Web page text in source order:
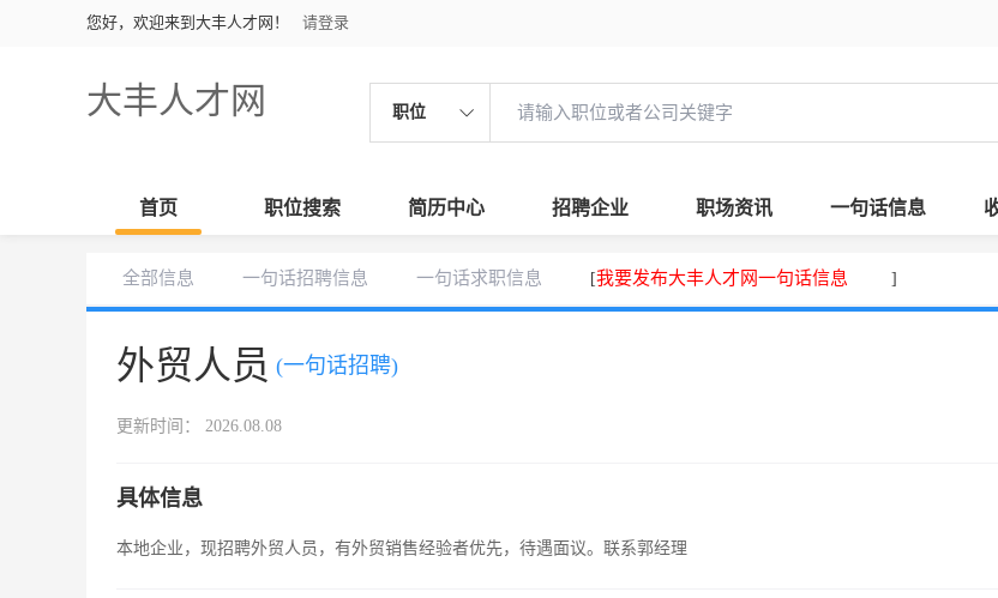
您好，欢迎来到大丰人才网！ 请登录
大丰人才网 职位
首页 职位搜索 简历中心 招聘企业 职场资讯 一句话信息
全部信息 一句话招聘信息 一句话求职信息 [我要发布大丰人才网一句话信息 ]
外贸人员 (一句话招聘)
更新时间： 2026.08.08
具体信息
本地企业，现招聘外贸人员，有外贸销售经验者优先，待遇面议。联系郭经理